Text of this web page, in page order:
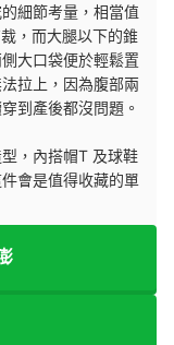
細節考量，相當值
，而大腿以下的錐
大口袋便於輕鬆置
拉上，因為腹部兩
到產後都沒問題。
，內搭帽T 及球鞋
會是值得收藏的單